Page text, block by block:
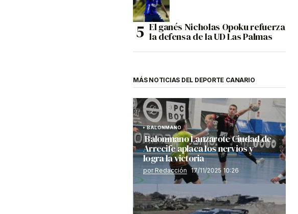
El ganés Nicholas Opoku refuerza
la defensa de la UD Las Palmas
MÁS NOTICIAS DEL DEPORTE CANARIO
BALONMANO
Balonmano Lanzarote Ciudad de
Arrecife aplaca los nervios y
logra la victoria
por Redacción 17/11/2025 10:26